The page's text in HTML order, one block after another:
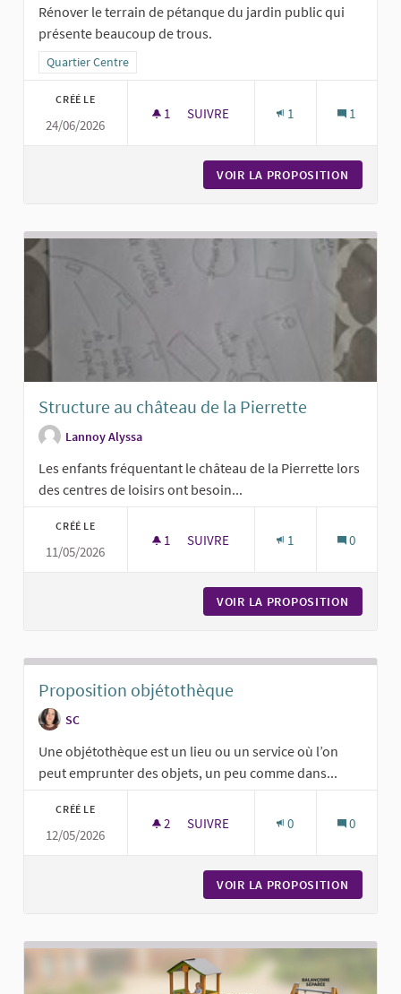
Rénover le terrain de pétanque du jardin public qui
présente beaucoup de trous.
Filtrer les résultats pour le secteur : Quartier Centre
Quartier Centre
CRÉÉ LE
24/06/2026
1 1 ABONNÉ
SUIVRE 1 1
VOIR LA PROPOSITION
Structure au château de la Pierrette
Lannoy Alyssa
Les enfants fréquentant le château de la Pierrette lors
des centres de loisirs ont besoin...
CRÉÉ LE
11/05/2026
1 1 ABONNÉ
SUIVRE 1 0
VOIR LA PROPOSITION
Proposition objétothèque
SC
Une objétothèque est un lieu ou un service où l’on
peut emprunter des objets, un peu comme dans...
CRÉÉ LE
12/05/2026
2 2 ABONNÉS
SUIVRE 0 0
VOIR LA PROPOSITION